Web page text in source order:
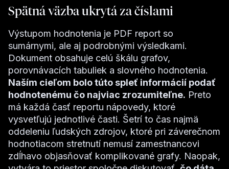
Spätná väzba ukrytá za číslami
Výstupom hodnotenia je PDF report so
sumárnymi, ale aj podrobnými výsledkami.
Dokument obsahuje celú škálu grafov,
porovnávacích tabuliek a slovného hodnotenia.
Naším cieľom bolo túto spleť informácií podať
hodnotenému čo najviac zrozumiteľne. Preto
má každá časť reportu nápovedy, ktoré
vysvetľujú jednotlivé časti. Šetrí to čas najmä
oddeleniu ľudských zdrojov, ktoré pri záverečnom
hodnotiacom stretnutí nemusí zamestnancovi
zdĺhavo objasňovať komplikované grafy. Naopak,